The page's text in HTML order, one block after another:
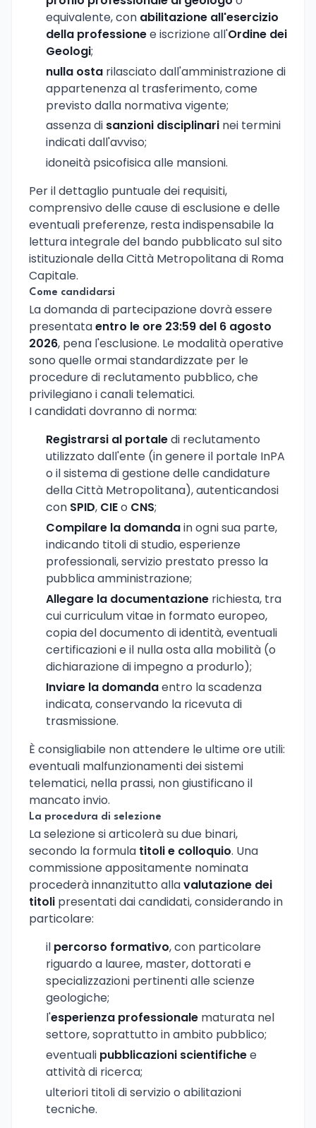
equivalente, con abilitazione all'esercizio
della professionee iscrizione all'Ordine dei
Geologi;
nulla osta rilasciato dall'amministrazione di
appartenenza al trasferimento, come
previsto dalla normativa vigente;
assenza di sanzioni disciplinari nei termini
indicati dall'avviso;
idoneità psicofisica alle mansioni.
Per il dettaglio puntuale dei requisiti,
comprensivo delle cause di esclusione e delle
eventuali preferenze, resta indispensabile la
lettura integrale del bando pubblicato sul sito
istituzionale della Città Metropolitana di Roma
Capitale.
Come candidarsi
La domanda di partecipazione dovrà essere
presentataentro le ore 23:59 del 6 agosto
2026, pena l'esclusione. Le modalità operative
sono quelle ormai standardizzate per le
procedure di reclutamento pubblico, che
privilegiano i canali telematici.
I candidati dovranno di norma:
Registrarsi al portaledi reclutamento
utilizzato dall'ente (in genere il portale InPA
o il sistema di gestione delle candidature
della Città Metropolitana), autenticandosi
con SPID, CIEo CNS;
Compilare la domandain ogni sua parte,
indicando titoli di studio, esperienze
professionali, servizio prestato presso la
pubblica amministrazione;
Allegare la documentazione richiesta, tra
cui curriculum vitae in formato europeo,
copia del documento di identità, eventuali
certificazioni e il nulla osta alla mobilità (o
dichiarazione di impegno a produrlo);
Inviare la domandaentro la scadenza
indicata, conservando la ricevuta di
trasmissione.
È consigliabile non attendere le ultime ore utili:
eventuali malfunzionamenti dei sistemi
telematici, nella prassi, non giustificano il
mancato invio.
La procedura di selezione
La selezione si articolerà su due binari,
secondo la formula titoli e colloquio. Una
commissione appositamente nominata
procederà innanzitutto allavalutazione dei
titoli presentati dai candidati, considerando in
particolare:
il percorso formativo, con particolare
riguardo a lauree, master, dottorati e
specializzazioni pertinenti alle scienze
geologiche;
l'esperienza professionale maturata nel
settore, soprattutto in ambito pubblico;
eventuali pubblicazioni scientifichee
attività di ricerca;
ulteriori titoli di servizio o abilitazioni
tecniche.